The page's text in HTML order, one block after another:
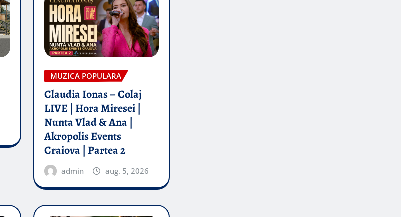
MUZICA POPULARA
Claudia Ionas – Colaj
LIVE | Hora Miresei |
Nunta Vlad & Ana |
Akropolis Events
Craiova | Partea 2
admin aug. 5, 2026